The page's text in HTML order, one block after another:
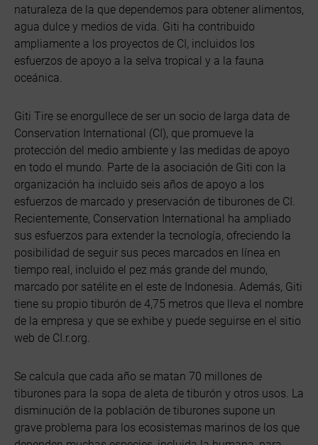
naturaleza de la que dependemos para obtener alimentos,
agua dulce y medios de vida. Giti ha contribuido
ampliamente a los proyectos de CI, incluidos los
esfuerzos de apoyo a la selva tropical y a la fauna
oceánica.
Giti Tire se enorgullece de ser un socio de larga data de
Conservation International (CI), que promueve la
protección del medio ambiente y las medidas de apoyo
en todo el mundo. Parte de la asociación de Giti con la
organización ha incluido seis años de apoyo a los
esfuerzos de marcado y preservación de tiburones de CI.
Recientemente, Conservation International ha ampliado
sus esfuerzos para extender la tecnología, ofreciendo la
posibilidad de seguir sus peces marcados en línea en
tiempo real, incluido el pez más grande del mundo,
marcado por satélite en el este de Indonesia. Además, Giti
tiene su propio tiburón de 4,75 metros que lleva el nombre
de la empresa y que se exhibe y puede seguirse en el sitio
web de CI.r.org.
Se calcula que cada año se matan 70 millones de
tiburones para la sopa de aleta de tiburón y otros usos. La
disminución de la población de tiburones supone un
grave problema para los ecosistemas marinos de los que